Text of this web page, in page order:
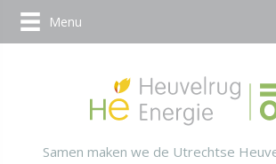
Menu
Samen maken we de Utrechtse